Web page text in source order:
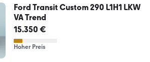
Ford Transit Custom 290 L1H1 LKW
VA Trend
15.350 €
Hoher Preis